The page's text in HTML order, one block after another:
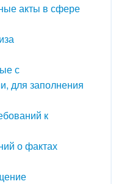
акты в сфере
с
для заполнения
к
о фактах